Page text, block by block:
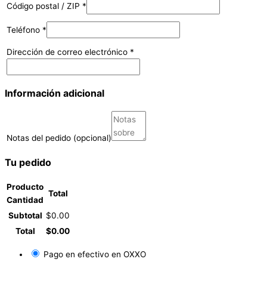
Código postal / ZIP *
Teléfono *
Dirección de correo electrónico *
Información adicional
Notas del pedido (opcional)
Tu pedido
Producto
Cantidad
Total
Subtotal $0.00
Total
$0.00
Pago en efectivo en OXXO